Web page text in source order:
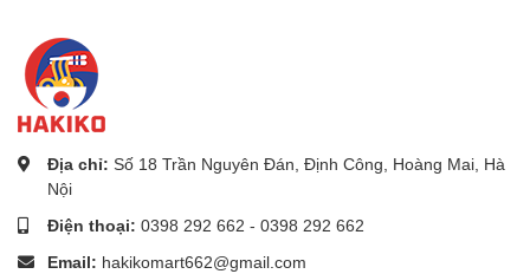
và độ bền cao.
Địa chỉ: Số 18 Trần Nguyên Đán, Định Công, Hoàng Mai, Hà
Nội
Điện thoại: 0398 292 662 - 0398 292 662
Email: hakikomart662@gmail.com